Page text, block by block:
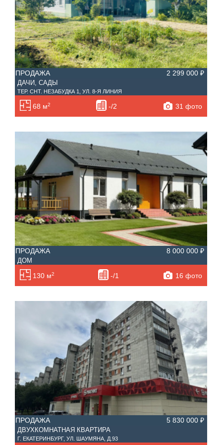
ПРОДАЖА 2 299 000 ₽
ДАЧИ, САДЫ
ТЕР. СНТ. НЕЗАБУДКА 1, УЛ. 8-Я ЛИНИЯ
68 м2 -/2 31 фото
ПРОДАЖА 8 000 000 ₽
ДОМ
130 м2 -/1 16 фото
ПРОДАЖА 5 830 000 ₽
ДВУХКОМНАТНАЯ КВАРТИРА
Г. ЕКАТЕРИНБУРГ, УЛ. ШАУМЯНА, Д.93